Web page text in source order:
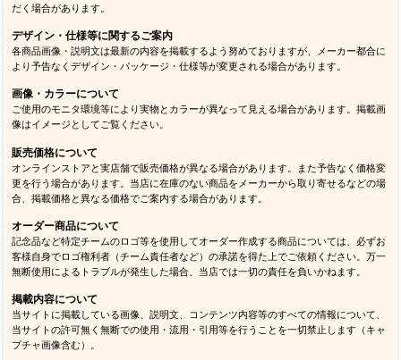
だく場合があります。
デザイン・仕様等に関するご案内
各商品画像・説明文は最新の内容を掲載するよう努めておりますが、メーカー都合に
より予告なくデザイン・パッケージ・仕様等が変更される場合があります。
画像・カラーについて
ご使用のモニタ環境等により実物とカラーが異なって見える場合があります。掲載画
像はイメージとしてご覧ください。
販売価格について
オンラインストアと実店舗で販売価格が異なる場合があります。また予告なく価格変
更を行う場合があります。当店に在庫のない商品をメーカーから取り寄せるなどの場
合、掲載価格と異なる価格でご案内する場合があります。
オーダー商品について
記念品など特定チームのロゴ等を使用してオーダー作成する商品については、必ずお
客様自身でロゴ権利者（チーム責任者など）の承諾を得た上でご依頼ください。万一
無断使用によるトラブルが発生した場合、当店では一切の責任を負いかねます。
掲載内容について
当サイトに掲載している画像、説明文、コンテンツ内容等のすべての情報について、
当サイトの許可無く無断での使用・流用・引用等を行うことを一切禁止します（キャ
プチャ画像含む）。